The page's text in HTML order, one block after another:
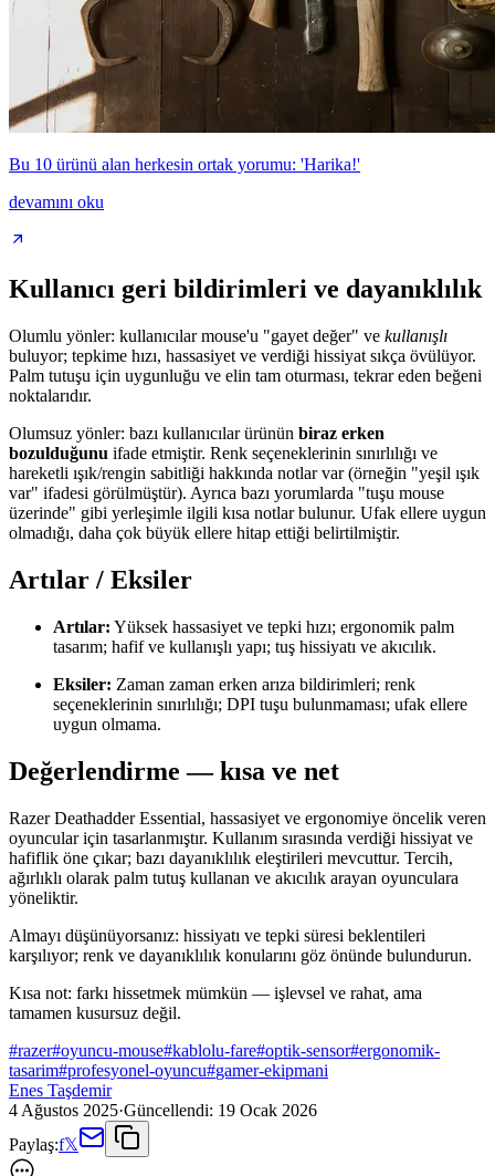
Bu 10 ürünü alan herkesin ortak yorumu: 'Harika!'
devamını oku
Kullanıcı geri bildirimleri ve dayanıklılık
Olumlu yönler: kullanıcılar mouse'u "gayet değer" ve kullanışlı
buluyor; tepkime hızı, hassasiyet ve verdiği hissiyat sıkça övülüyor.
Palm tutuşu için uygunluğu ve elin tam oturması, tekrar eden beğeni
noktalarıdır.
Olumsuz yönler: bazı kullanıcılar ürünün biraz erken
bozulduğunu ifade etmiştir. Renk seçeneklerinin sınırlılığı ve
hareketli ışık/rengin sabitliği hakkında notlar var (örneğin "yeşil ışık
var" ifadesi görülmüştür). Ayrıca bazı yorumlarda "tuşu mouse
üzerinde" gibi yerleşimle ilgili kısa notlar bulunur. Ufak ellere uygun
olmadığı, daha çok büyük ellere hitap ettiği belirtilmiştir.
Artılar / Eksiler
Artılar: Yüksek hassasiyet ve tepki hızı; ergonomik palm
tasarım; hafif ve kullanışlı yapı; tuş hissiyatı ve akıcılık.
Eksiler: Zaman zaman erken arıza bildirimleri; renk
seçeneklerinin sınırlılığı; DPI tuşu bulunmaması; ufak ellere
uygun olmama.
Değerlendirme — kısa ve net
Razer Deathadder Essential, hassasiyet ve ergonomiye öncelik veren
oyuncular için tasarlanmıştır. Kullanım sırasında verdiği hissiyat ve
hafiflik öne çıkar; bazı dayanıklılık eleştirileri mevcuttur. Tercih,
ağırlıklı olarak palm tutuş kullanan ve akıcılık arayan oyunculara
yöneliktir.
Almayı düşünüyorsanız: hissiyatı ve tepki süresi beklentileri
karşılıyor; renk ve dayanıklılık konularını göz önünde bulundurun.
Kısa not: farkı hissetmek mümkün — işlevsel ve rahat, ama
tamamen kusursuz değil.
#razer#oyuncu-mouse#kablolu-fare#optik-sensor#ergonomik-
tasarim#profesyonel-oyuncu#gamer-ekipmani
Enes Taşdemir
4 Ağustos 2025·Güncellendi: 19 Ocak 2026
Paylaş:f𝕏